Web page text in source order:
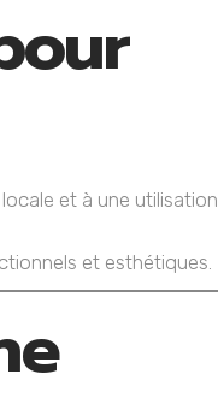
et à une utilisation
et esthétiques.